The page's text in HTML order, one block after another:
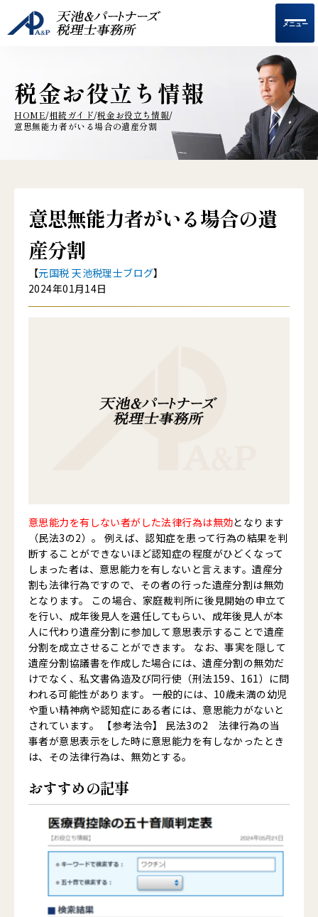
メニュー
税金お役立ち情報
HOME/相続ガイド/税金お役立ち情報/
意思無能力者がいる場合の遺産分割
意思無能力者がいる場合の遺
産分割
【元国税 天池税理士ブログ】
2024年01月14日
意思能力を有しない者がした法律行為は無効となります
（民法3の2）。 例えば、認知症を患って行為の結果を判
断することができないほど認知症の程度がひどくなって
しまった者は、意思能力を有しないと言えます。遺産分
割も法律行為ですので、その者の行った遺産分割は無効
となります。 この場合、家庭裁判所に後見開始の申立て
を行い、成年後見人を選任してもらい、成年後見人が本
人に代わり遺産分割に参加して意思表示することで遺産
分割を成立させることができます。 なお、事実を隠して
遺産分割協議書を作成した場合には、遺産分割の無効だ
けでなく、私文書偽造及び同行使（刑法159、161）に問
われる可能性があります。 一般的には、10歳未満の幼児
や重い精神病や認知症にある者には、意思能力がないと
されています。 【参考法令】 民法3の2 法律行為の当
事者が意思表示をした時に意思能力を有しなかったとき
は、その法律行為は、無効とする。
おすすめの記事